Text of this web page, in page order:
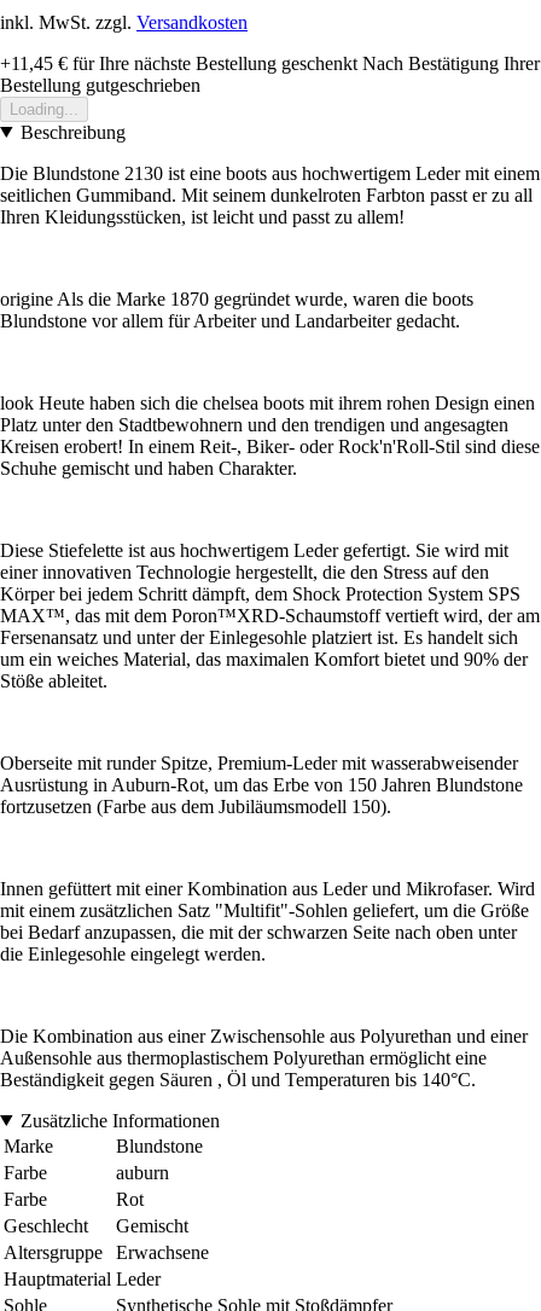
inkl. MwSt. zzgl. Versandkosten
+11,45 € für Ihre nächste Bestellung geschenkt Nach Bestätigung Ihrer
Bestellung gutgeschrieben
Loading...
Beschreibung
Die Blundstone 2130 ist eine boots aus hochwertigem Leder mit einem
seitlichen Gummiband. Mit seinem dunkelroten Farbton passt er zu all
Ihren Kleidungsstücken, ist leicht und passt zu allem!
origine Als die Marke 1870 gegründet wurde, waren die boots
Blundstone vor allem für Arbeiter und Landarbeiter gedacht.
look Heute haben sich die chelsea boots mit ihrem rohen Design einen
Platz unter den Stadtbewohnern und den trendigen und angesagten
Kreisen erobert! In einem Reit-, Biker- oder Rock'n'Roll-Stil sind diese
Schuhe gemischt und haben Charakter.
Diese Stiefelette ist aus hochwertigem Leder gefertigt. Sie wird mit
einer innovativen Technologie hergestellt, die den Stress auf den
Körper bei jedem Schritt dämpft, dem Shock Protection System SPS
MAX™, das mit dem Poron™XRD-Schaumstoff vertieft wird, der am
Fersenansatz und unter der Einlegesohle platziert ist. Es handelt sich
um ein weiches Material, das maximalen Komfort bietet und 90% der
Stöße ableitet.
Oberseite mit runder Spitze, Premium-Leder mit wasserabweisender
Ausrüstung in Auburn-Rot, um das Erbe von 150 Jahren Blundstone
fortzusetzen (Farbe aus dem Jubiläumsmodell 150).
Innen gefüttert mit einer Kombination aus Leder und Mikrofaser. Wird
mit einem zusätzlichen Satz "Multifit"-Sohlen geliefert, um die Größe
bei Bedarf anzupassen, die mit der schwarzen Seite nach oben unter
die Einlegesohle eingelegt werden.
Die Kombination aus einer Zwischensohle aus Polyurethan und einer
Außensohle aus thermoplastischem Polyurethan ermöglicht eine
Beständigkeit gegen Säuren , Öl und Temperaturen bis 140°C.
Zusätzliche Informationen
Marke
Blundstone
Farbe
auburn
Farbe
Rot
Geschlecht
Gemischt
Altersgruppe
Erwachsene
Hauptmaterial Leder
Sohle
Synthetische Sohle mit Stoßdämpfer